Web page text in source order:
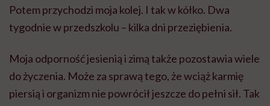
Potem przychodzi moja kolej. I tak w kółko. Dwa
tygodnie w przedszkolu – kilka dni przeziębienia.
Moja odporność jesienią i zimą także pozostawia wiele
do życzenia. Może za sprawą tego, że wciąż karmię
piersią i organizm nie powrócił jeszcze do pełni sił. Tak